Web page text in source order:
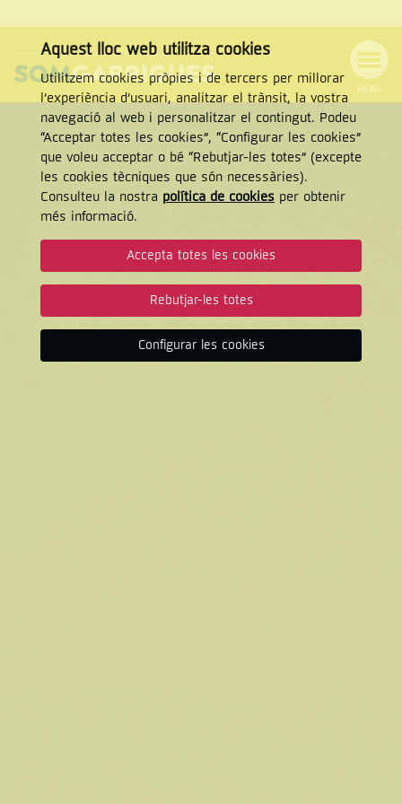
Menú
navegació
MENÚ
Cercar
Aquest lloc web utilitza cookies
Utilitzem cookies pròpies i de tercers per millorar
l’experiència d’usuari, analitzar el trànsit, la vostra
navegació al web i personalitzar el contingut. Podeu
“Acceptar totes les cookies”, “Configurar les cookies”
que voleu acceptar o bé “Rebutjar-les totes” (excepte
les cookies tècniques que són necessàries).
Consulteu la nostra política de cookiesper obtenir
més informació.
Accepta totes les cookies
Rebutjar-les totes
Configurar les cookies